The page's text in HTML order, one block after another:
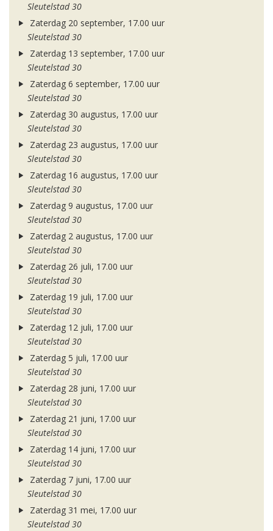
Sleutelstad 30
Zaterdag 20 september, 17.00 uur
Sleutelstad 30
Zaterdag 13 september, 17.00 uur
Sleutelstad 30
Zaterdag 6 september, 17.00 uur
Sleutelstad 30
Zaterdag 30 augustus, 17.00 uur
Sleutelstad 30
Zaterdag 23 augustus, 17.00 uur
Sleutelstad 30
Zaterdag 16 augustus, 17.00 uur
Sleutelstad 30
Zaterdag 9 augustus, 17.00 uur
Sleutelstad 30
Zaterdag 2 augustus, 17.00 uur
Sleutelstad 30
Zaterdag 26 juli, 17.00 uur
Sleutelstad 30
Zaterdag 19 juli, 17.00 uur
Sleutelstad 30
Zaterdag 12 juli, 17.00 uur
Sleutelstad 30
Zaterdag 5 juli, 17.00 uur
Sleutelstad 30
Zaterdag 28 juni, 17.00 uur
Sleutelstad 30
Zaterdag 21 juni, 17.00 uur
Sleutelstad 30
Zaterdag 14 juni, 17.00 uur
Sleutelstad 30
Zaterdag 7 juni, 17.00 uur
Sleutelstad 30
Zaterdag 31 mei, 17.00 uur
Sleutelstad 30